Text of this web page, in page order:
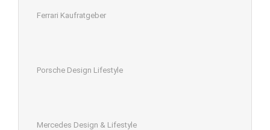
Ferrari Kaufratgeber
Porsche Design Lifestyle
Mercedes Design & Lifestyle